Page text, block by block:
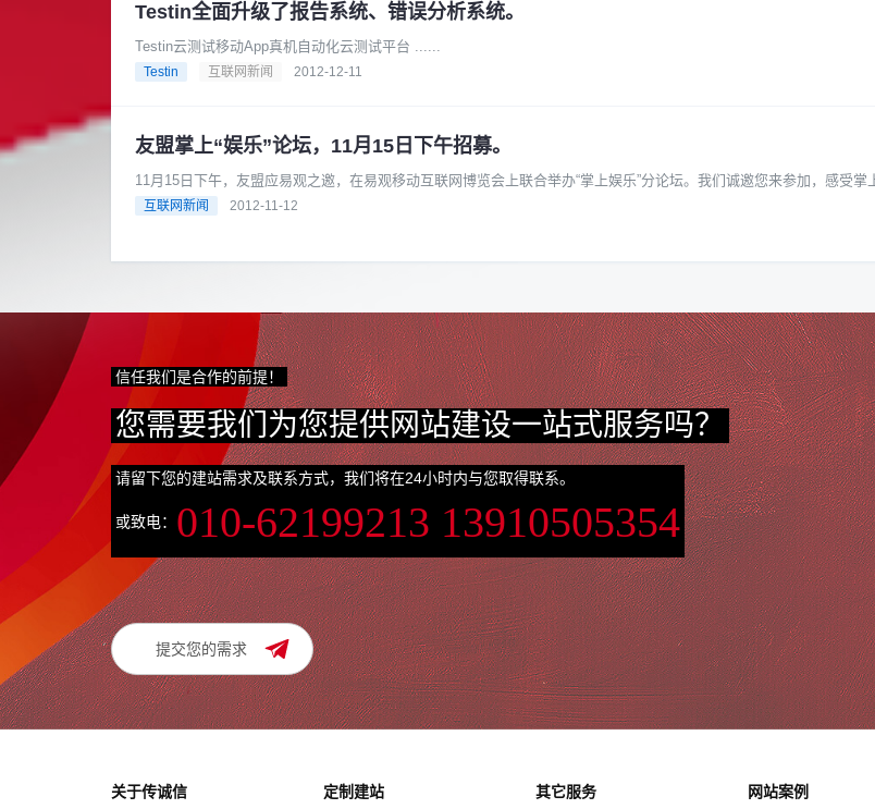
Testin全面升级了报告系统、错误分析系统。
Testin云测试移动App真机自动化云测试平台 ......
Testin 互联网新闻 2012-12-11
友盟掌上“娱乐”论坛，11月15日下午招募。
11月15日下午，友盟应易观之邀，在易观移动互联网博览会上联合举办“掌上娱乐”分论坛。我们诚邀您来参加，感受掌
乐的强大魅力！ ......
互联网新闻 2012-11-12
信任我们是合作的前提！
您需要我们为您提供网站建设一站式服务吗？
请留下您的建站需求及联系方式，我们将在24小时内与您取得联系。
或致电： 010-62199213 13910505354
提交您的需求
关于传诚信 定制建站 其它服务 网站案例